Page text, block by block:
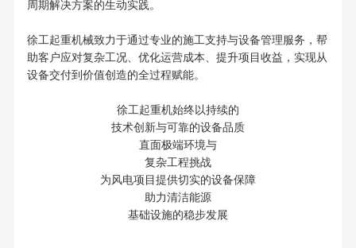
周期解决方案的生动实践。
徐工起重机械致力于通过专业的施工支持与设备管理服务，帮
助客户应对复杂工况、优化运营成本、提升项目收益，实现从
设备交付到价值创造的全过程赋能。
徐工起重机始终以持续的
技术创新与可靠的设备品质
直面极端环境与
复杂工程挑战
为风电项目提供切实的设备保障
助力清洁能源
基础设施的稳步发展